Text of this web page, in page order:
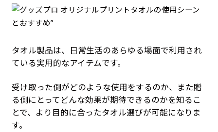
タオル製品は、日常生活のあらゆる場面で利用され
ている実用的なアイテムです。
受け取った側がどのような使用をするのか、また贈
る側にとってどんな効果が期待できるのかを知るこ
とで、より目的に合ったタオル選びが可能になりま
す。